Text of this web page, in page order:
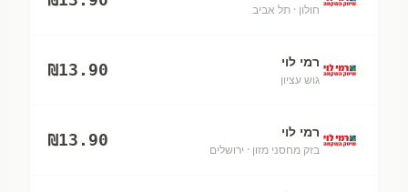
חולון · תל אביב
רמי לוי
גוש עציון
₪13.90
רמי לוי
בזק מחסני מזון · ירושלים
₪13.90